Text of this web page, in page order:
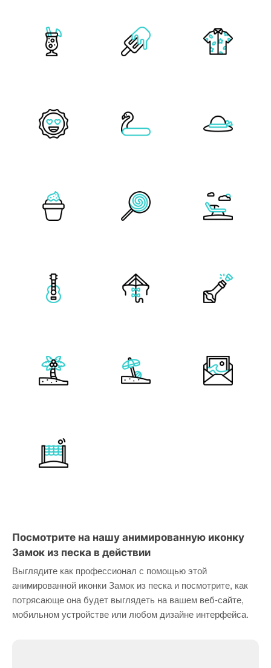
Посмотрите на нашу анимированную иконку
Замок из песка в действии
Выглядите как профессионал с помощью этой
анимированной иконки Замок из песка и посмотрите, как
потрясающе она будет выглядеть на вашем веб-сайте,
мобильном устройстве или любом дизайне интерфейса.